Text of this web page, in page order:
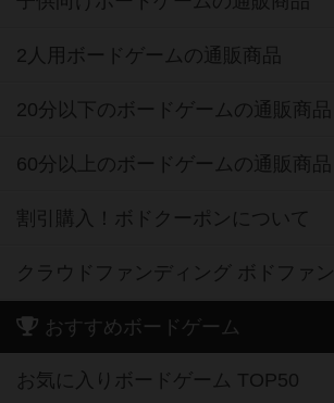
2人用ボードゲームの通販商品
20分以下のボードゲームの通販商品
60分以上のボードゲームの通販商品
割引購入！ボドクーポンについて
クラウドファンディング ボドファン
おすすめボードゲーム
お気に入りボードゲーム TOP50